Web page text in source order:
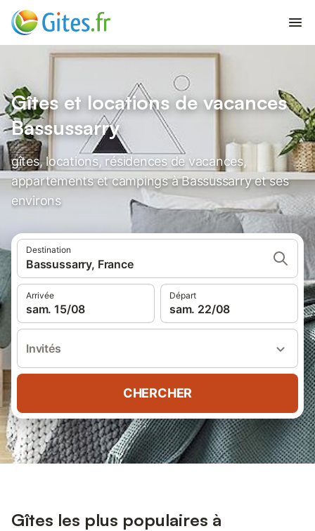
Gîtes et locations de vacances
Bassussarry
gîtes, locations, résidences de vacances,
appartements et campings à Bassussarry et ses
environs
Destination
Bassussarry, France
Arrivée
sam. 15/08
Départ
sam. 22/08
Invités
CHERCHER
Gîtes les plus populaires à